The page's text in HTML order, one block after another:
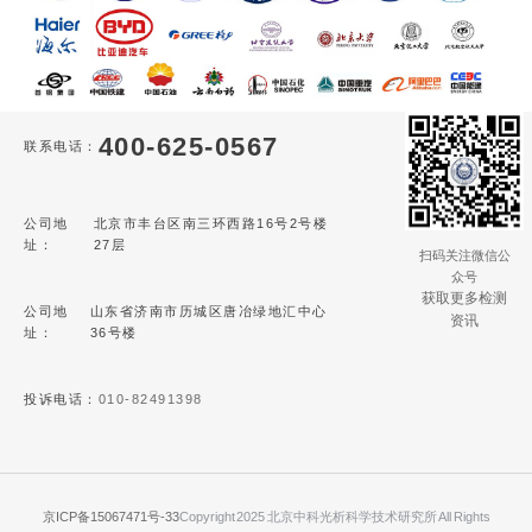
联系电话： 400-625-0567
公司地
址：
北京市丰台区南三环西路16号2号楼
27层
公司地
址：
山东省济南市历城区唐冶绿地汇中心
36号楼
投诉电话： 010-82491398
扫码关注微信公
众号
获取更多检测
资讯
京ICP备15067471号-33Copyright 2025 北京中科光析科学技术研究所 All Rights